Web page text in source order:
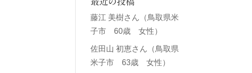
藤江 美樹さん（鳥取県米
子市 60歳 女性）
佐田山 初恵さん（鳥取県
米子市 63歳 女性）